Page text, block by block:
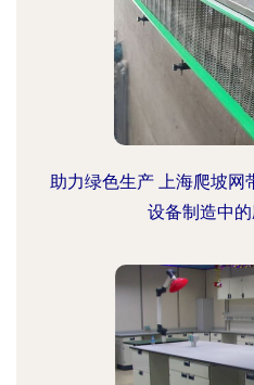
助力绿色生产 上海爬坡网
设备制造中